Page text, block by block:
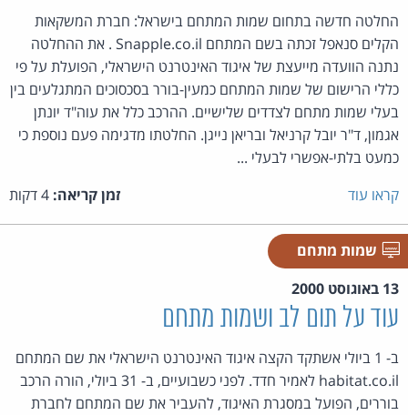
החלטה חדשה בתחום שמות המתחם בישראל: חברת המשקאות
הקלים סנאפל זכתה בשם המתחם Snapple.co.il . את ההחלטה
נתנה הוועדה מייעצת של איגוד האינטרנט הישראלי, הפועלת על פי
כללי הרישום של שמות המתחם כמעין-בורר בסכסוכים המתגלעים בין
בעלי שמות מתחם לצדדים שלישיים. ההרכב כלל את עוה"ד יונתן
אגמון, ד"ר יובל קרניאל ובריאן נייגן. החלטתו מדגימה פעם נוספת כי
כמעט בלתי-אפשרי לבעלי ...
קראו עוד
זמן קריאה:
שמות מתחם
13 באוגוסט 2000
עוד על תום לב ושמות מתחם
ב- 1 ביולי אשתקד הקצה איגוד האינטרנט הישראלי את שם המתחם
habitat.co.il לאמיר חדד. לפני כשבועיים, ב- 31 ביולי, הורה הרכב
בוררים, הפועל במסגרת האיגוד, להעביר את שם המתחם לחברת